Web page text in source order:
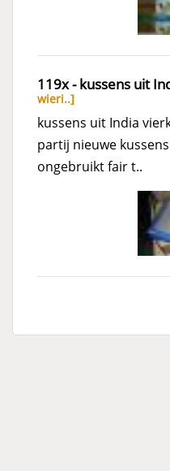
119x - kussens uit
wieri..]
kussens uit India
partij nieuwe
ongebruikt fair t..